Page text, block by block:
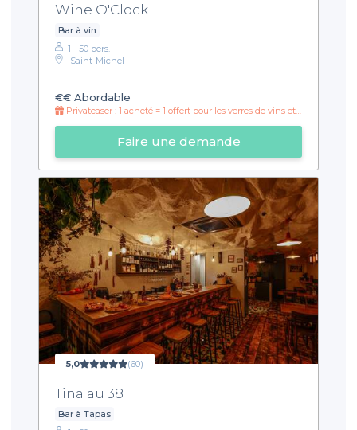
Wine O'Clock
Bar à vin
1 - 50 pers.
Saint-Michel
€€ Abordable
Privateaser : 1 acheté = 1 offert pour les verres de vins et les cocktails de 17h à 20h30 !
Faire une demande
5,0 (60)
Tina au 38
Bar à Tapas